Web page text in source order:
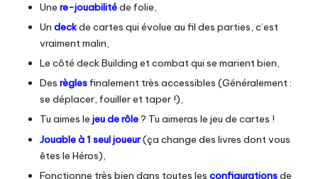
Une re-jouabilitéde folie,
Un deckde cartes qui évolue au fil des parties, c’est
vraiment malin,
Le côté deck Building et combat qui se marient bien,
Des règlesfinalement très accessibles (Généralement :
se déplacer, fouiller et taper !),
Tu aimes le jeu de rôle? Tu aimeras le jeu de cartes !
Jouable à 1 seul joueur(ça change des livres dont vous
êtes le Héros),
Fonctionne très bien dans toutes les configurationsde